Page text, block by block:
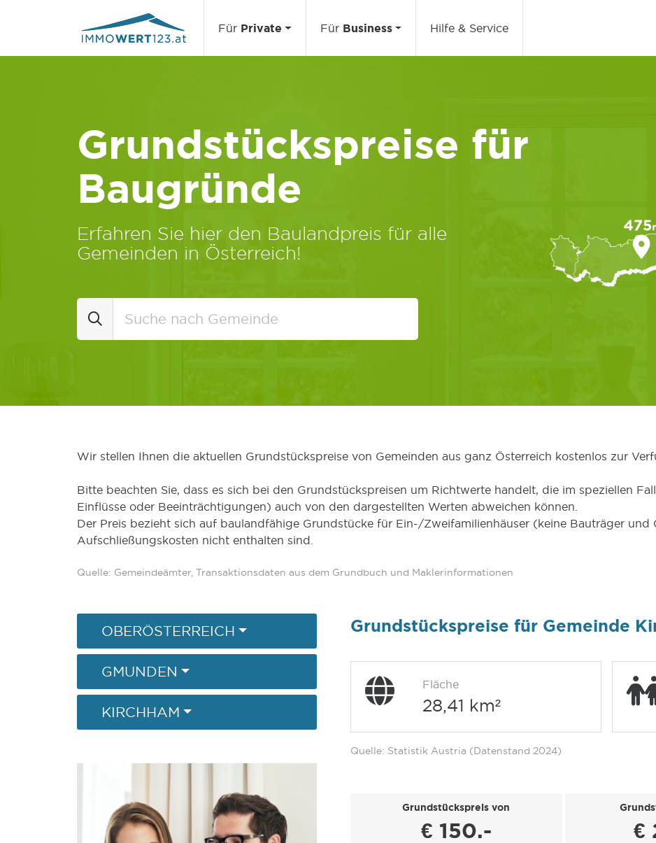
Für Private Für Business Hilfe & Service
Grundstückspreise für
Baugründe
Erfahren Sie hier den Baulandpreis für alle
Gemeinden in Österreich!
Wir stellen Ihnen die aktuellen Grundstückspreise von Gemeinden aus ganz Österreich kostenlos zur
Bitte beachten Sie, dass es sich bei den Grundstückspreisen um Richtwerte handelt, die im speziellen
Einflüsse oder Beeinträchtigungen) auch von den dargestellten Werten abweichen können.
Der Preis bezieht sich auf baulandfähige Grundstücke für Ein-/Zweifamilienhäuser (keine Bauträger
Aufschließungskosten nicht enthalten sind.
Quelle: Gemeindeämter, Transaktionsdaten aus dem Grundbuch und Maklerinformationen
OBERÖSTERREICH
GMUNDEN
KIRCHHAM
Grundstückspreise für Gemeinde
Fläche
28,41 km²
Quelle: Statistik Austria (Datenstand 2024)
Grundstückspreis von
€ 150.- €